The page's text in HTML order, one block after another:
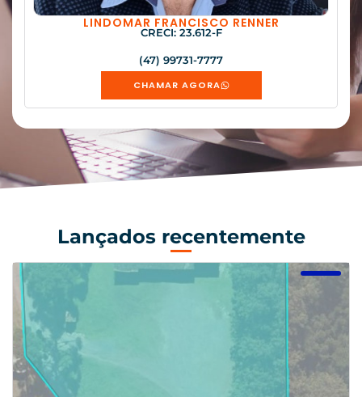
LINDOMAR FRANCISCO RENNER
CRECI: 23.612-F
(47) 99731-7777
CHAMAR AGORA
Lançados recentemente